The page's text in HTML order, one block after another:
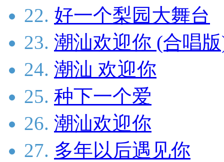
22. 好一个梨园大舞台
23. 潮汕欢迎你 (合唱
24. 潮汕 欢迎你
25. 种下一个爱
26. 潮汕欢迎你
27. 多年以后遇见你